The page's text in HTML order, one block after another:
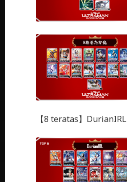
【8 teratas】DurianIRL